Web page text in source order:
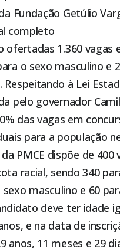
Fundação Getúlio
completo
ofertadas 1.360 vagas
o sexo masculino e
à Lei
pelo governador
das vagas em
para a população
PMCE dispõe de 400
racial, sendo 340
masculino e 60
deve ter idade
e na data de
anos, 11 meses e 29